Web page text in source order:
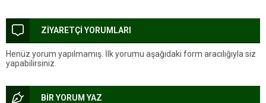
ZİYARETÇİ YORUMLARI
Henüz yorum yapılmamış. İlk yorumu aşağıdaki form aracılığıyla siz
yapabilirsiniz.
BİR YORUM YAZ